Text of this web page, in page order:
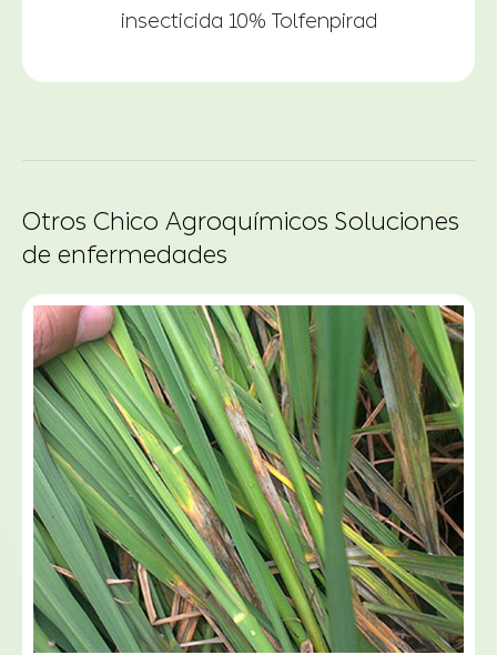
insecticida 10% Tolfenpirad
Otros Chico Agroquímicos Soluciones
de enfermedades